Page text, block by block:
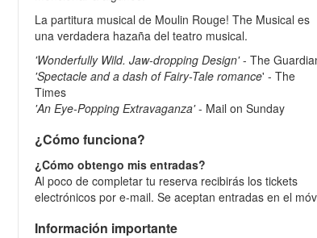
La partitura musical de Moulin Rouge! The Musical es
una verdadera hazaña del teatro musical.
'Wonderfully Wild. Jaw-dropping Design'- The
'Spectacle and a dash of Fairy-Tale romance' - The
Times
'An Eye-Popping Extravaganza'- Mail on Sunday
¿Cómo funciona?
¿Cómo obtengo mis entradas?
Al poco de completar tu reserva recibirás los tickets
electrónicos por e-mail. Se aceptan entradas en el
Información importante